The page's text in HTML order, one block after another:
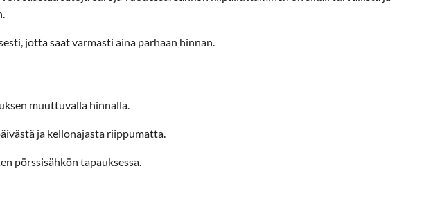
jotta saat varmasti aina parhaan hinnan.
muuttuvalla hinnalla.
ja kellonajasta riippumatta.
pörssisähkön tapauksessa.